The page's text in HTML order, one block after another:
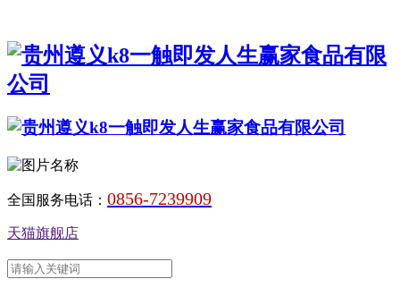
全国服务电话： 0856-7239909
天猫旗舰店